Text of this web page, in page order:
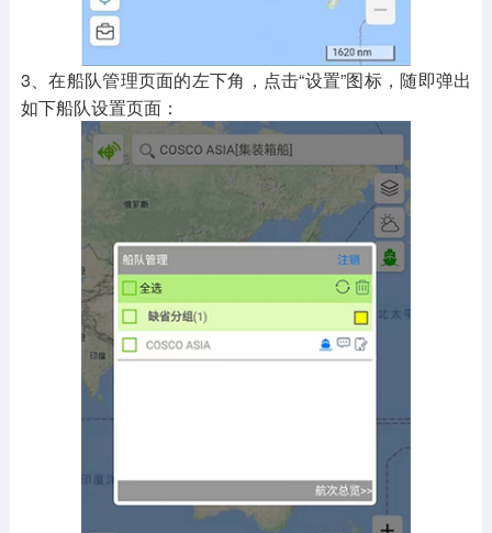
3、在船队管理页面的左下角，点击“设置”图标，随即弹出
如下船队设置页面：